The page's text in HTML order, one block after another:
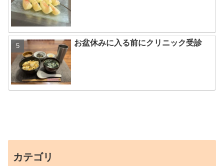
お盆休みに入る前にクリニック受診
カテゴリ